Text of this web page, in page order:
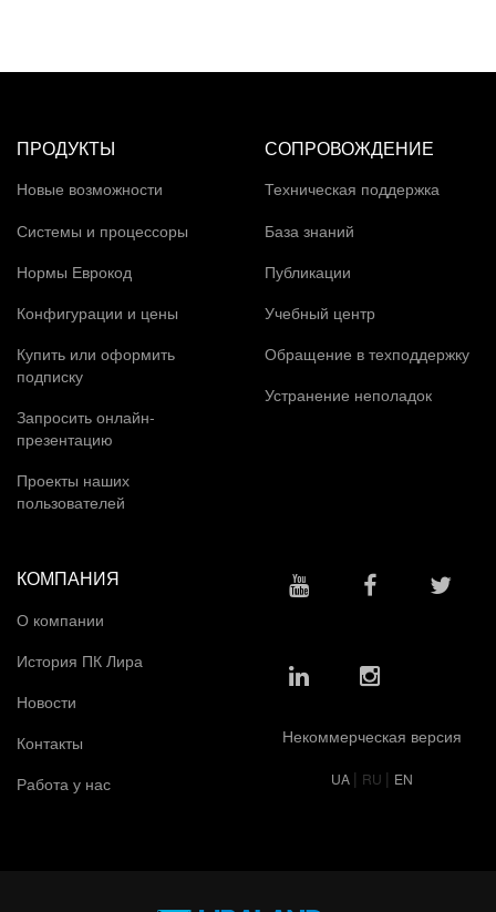
ПРОДУКТЫ
Новые возможности
Системы и процессоры
Нормы Еврокод
Конфигурации и цены
Купить или оформить
подписку
Запросить онлайн-
презентацию
Проекты наших
пользователей
СОПРОВОЖДЕНИЕ
Техническая поддержка
База знаний
Публикации
Учебный центр
Обращение в техподдержку
Устранение неполадок
КОМПАНИЯ
О компании
История ПК Лира
Новости
Контакты
Работа у нас
Некоммерческая версия
UA | RU | EN